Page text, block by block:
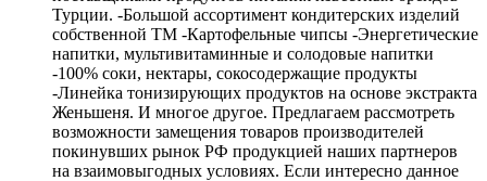
Турции. -Большой ассортимент кондитерских изделий
собственной ТМ -Картофельные чипсы -Энергетические
напитки, мультивитаминные и солодовые напитки
-100% соки, нектары, сокосодержащие продукты
-Линейка тонизирующих продуктов на основе экстракта
Женьшеня. И многое другое. Предлагаем рассмотреть
возможности замещения товаров производителей
покинувших рынок РФ продукцией наших партнеров
на взаимовыгодных условиях. Если интересно данное